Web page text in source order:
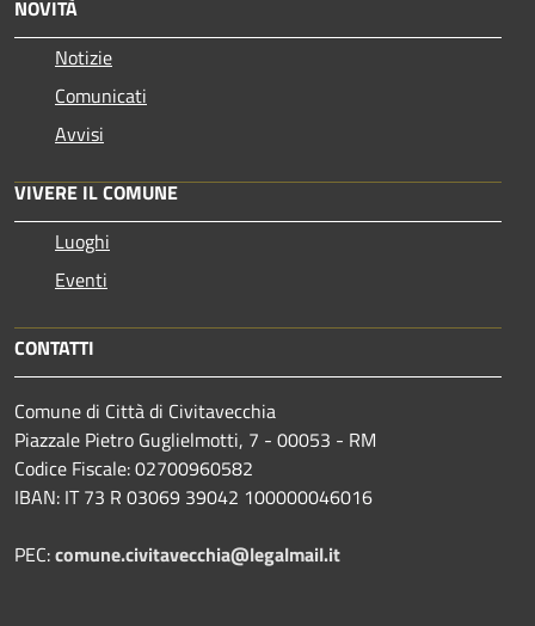
NOVITÀ
Notizie
Comunicati
Avvisi
VIVERE IL COMUNE
Luoghi
Eventi
CONTATTI
Comune di Città di Civitavecchia
Piazzale Pietro Guglielmotti, 7 - 00053 - RM
Codice Fiscale: 02700960582
IBAN: IT 73 R 03069 39042 100000046016
PEC:comune.civitavecchia@legalmail.it